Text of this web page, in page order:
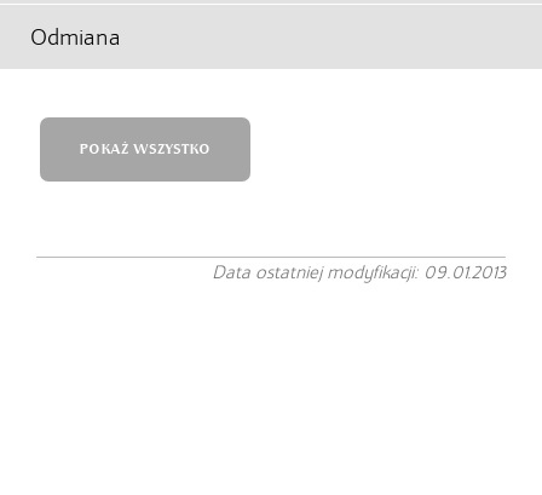
Odmiana
POKAŻ WSZYSTKO
Data ostatniej modyfikacji: 09.01.2013